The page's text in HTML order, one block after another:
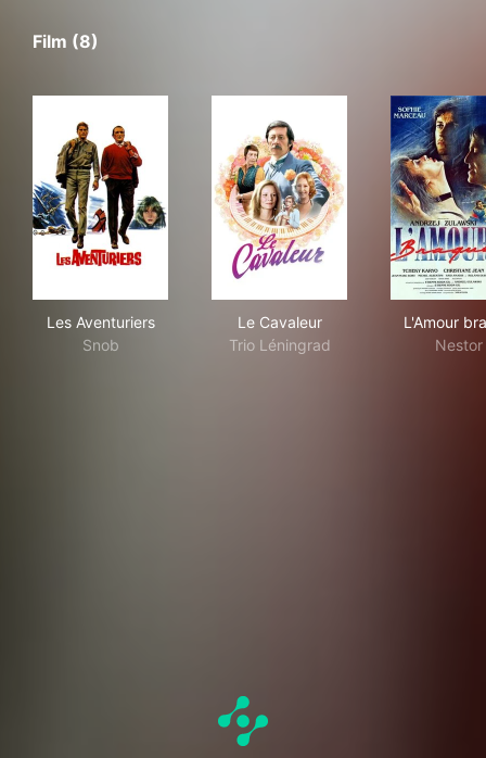
Film (8)
Les Aventuriers
Snob
Le Cavaleur
Trio Léningrad
L'Amour
Nestor